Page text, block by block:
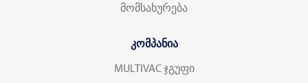
მომსახურება
კომპანია
MULTIVAC ჯგუფი